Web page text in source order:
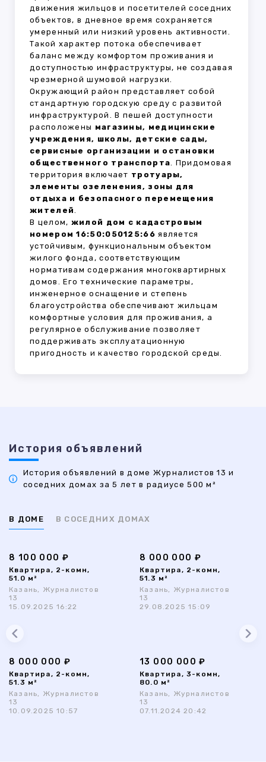
движения жильцов и посетителей соседних
объектов, в дневное время сохраняется
умеренный или низкий уровень активности.
Такой характер потока обеспечивает
баланс между комфортом проживания и
доступностью инфраструктуры, не создавая
чрезмерной шумовой нагрузки.
Окружающий район представляет собой
стандартную городскую среду с развитой
инфраструктурой. В пешей доступности
расположены магазины, медицинские
учреждения, школы, детские сады,
сервисные организации и остановки
общественного транспорта. Придомовая
территория включает тротуары,
элементы озеленения, зоны для
отдыха и безопасного перемещения
жителей.
В целом, жилой дом с кадастровым
номером 16:50:050125:66 является
устойчивым, функциональным объектом
жилого фонда, соответствующим
нормативам содержания многоквартирных
домов. Его технические параметры,
инженерное оснащение и степень
благоустройства обеспечивают жильцам
комфортные условия для проживания, а
регулярное обслуживание позволяет
поддерживать эксплуатационную
пригодность и качество городской среды.
История объявлений
История объявлений в доме Журналистов 13 и
соседних домах за 5 лет в радиусе 500 м²
В ДОМЕ В СОСЕДНИХ ДОМАХ
8 100 000 ₽
Квартира, 2-комн,
51.0 м²
Казань, Журналистов
13
15.09.2025 16:22
8 000 000 ₽
Квартира, 2-комн,
51.3 м²
Казань, Журналистов
13
29.08.2025 15:09
8 000 000 ₽
Квартира, 2-комн,
51.3 м²
Казань, Журналистов
13
10.09.2025 10:57
13 000 000 ₽
Квартира, 3-комн,
80.0 м²
Казань, Журналистов
13
07.11.2024 20:42